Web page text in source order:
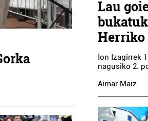
Lau
Ion Izagirrek
nagusiko 2.
Aimar Maiz